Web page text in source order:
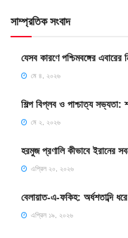
সাম্প্রতিক সংবাদ
যেসব কারণে পশ্চিমবঙ্গের
মে ৪, ২০২৬
শিল্প বিপ্লব ও পাশ্চাত্য সভ্যতা:
মে ২, ২০২৬
হরমুজ প্রণালি কীভাবে ইরানের
এপ্রিল ২০, ২০২৬
বেলায়াত-এ-ফকিহ: অর্ধশতাব্দি
এপ্রিল ১৯, ২০২৬